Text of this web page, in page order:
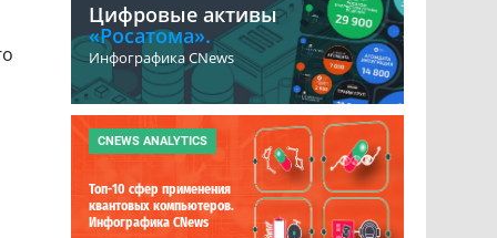
Цифровые активы
«Росатома».
Инфографика CNews
CNEWS ANALYTICS
Топ-10 сфер применения
квантовых компьютеров.
Инфографика CNews